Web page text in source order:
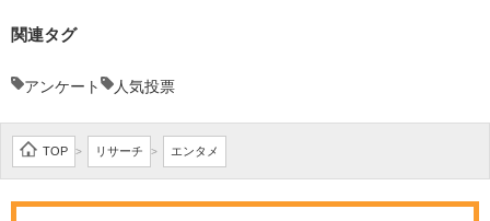
関連タグ
アンケート 人気投票
TOP > リサーチ > エンタメ